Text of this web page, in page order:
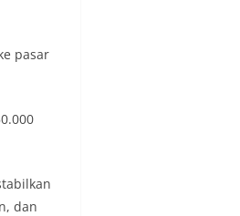
pasar
dan